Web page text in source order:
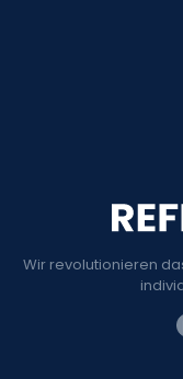
Wir revolutionieren